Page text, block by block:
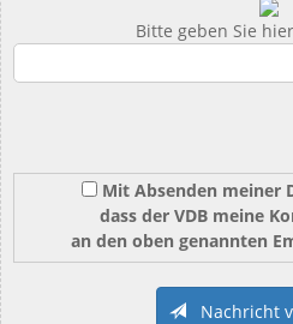
Bitte geben Sie
Mit Absenden meiner
dass der VDB meine
an den oben genannten
Nachricht